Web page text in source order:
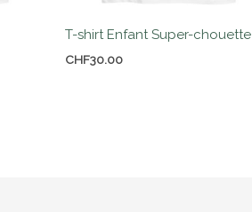
T-shirt Enfant Super-chouette
CHF30.00